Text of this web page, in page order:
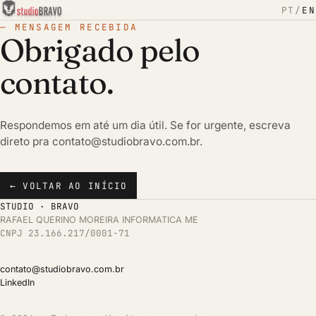
PT / EN
— MENSAGEM RECEBIDA
Obrigado pelo
contato.
Respondemos em até um dia útil. Se for urgente, escreva
direto pra contato@studiobravo.com.br.
← VOLTAR AO INÍCIO
STUDIO · BRAVO
RAFAEL QUERINO MOREIRA INFORMATICA ME
CNPJ 23.166.217/0001-71
contato@studiobravo.com.br
LinkedIn